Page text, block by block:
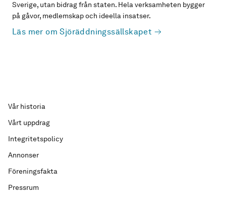
Sverige, utan bidrag från staten. Hela verksamheten bygger
på gåvor, medlemskap och ideella insatser.
Läs mer om Sjöräddningssällskapet
Vår historia
Vårt uppdrag
Integritetspolicy
Annonser
Föreningsfakta
Pressrum